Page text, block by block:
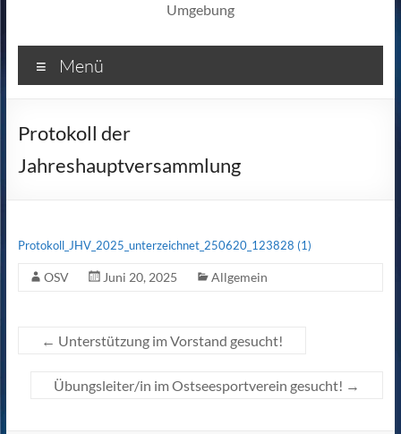
Umgebung
Menü
Protokoll der
Jahreshauptversammlung
Protokoll_JHV_2025_unterzeichnet_250620_123828 (1)
OSV Juni 20, 2025 Allgemein
← Unterstützung im Vorstand gesucht!
Übungsleiter/in im Ostseesportverein gesucht! →